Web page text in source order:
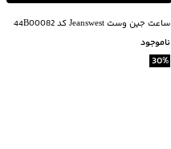
ساعت جین وست Jeanswest کد 44B00082
ناموجود
30%